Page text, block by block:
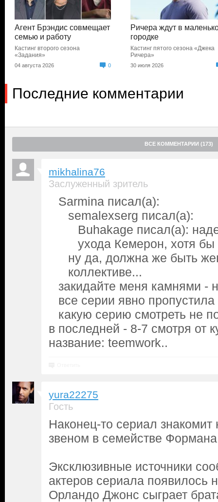
Агент Брэндис совмещает
семью и работу
Кастинг второго сезона
«Задания»
04 августа 2026 0
Ричера ждут в
городке
Кастинг пятого сезона «Джека
Ричера»
30 июля 2026
Последние комментарии
ВСЕ КОММЕНТАРИИ (173)
mikhalina76
Заслуженный зритель
Sarmina писал(а):
semalexserg писал(а):
Buhakage писал(а):
ухода Кемерон, хотя
ну да, должна же быть
коллективе...
закидайте меня камнями -
все серии явно
какую серию смотреть не
в последней - 8-7 смотря от
название: teemwork..
yura22275
Гость
Наконец-то сериал
звеном в семействе
Эксклюзивные источники
актеров сериала появилось
Орландо Джонс сыграет